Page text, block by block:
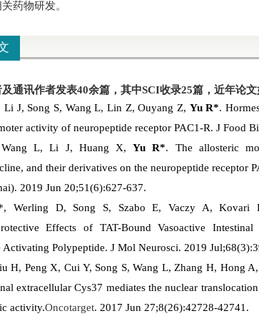
药物研发。
及通讯作者发表40余篇，其中SCI收录25篇，近年论文
Li J, Song S, Wang L, Lin Z, Ouyang Z, Yu R*.
activity of neuropeptide receptor PAC1-R. J Food
Wang L, Li J, Huang X,Yu R*. The allosteric
and their derivatives on the neuropeptide receptor
2019 Jun 20;51(6):627-637.
Werling D, Song S, Szabo E, Vaczy A,Kovari
Effects of TAT-Bound Vasoactive
Activating Polypeptide. J Mol Neurosci. 2019
H, Peng X, Cui Y, Song S, Wang L, Zhang H, Hong
extracellular Cys37 mediates the nuclear
activity.Oncotarget. 2017 Jun 27;8(26):42728-42741.